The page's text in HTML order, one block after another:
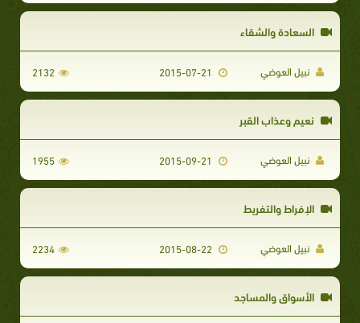
السعادة والشقاء
نبيل العوضي 2132
نعيم وعذاب القبر
نبيل العوضي 1955
الإفراط والتفريط
نبيل العوضي 2234
الأسواق والمساجد